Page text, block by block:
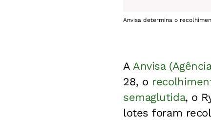
Anvisa determina o
AAnvisa
28, o
semaglutida, o
lotes foram